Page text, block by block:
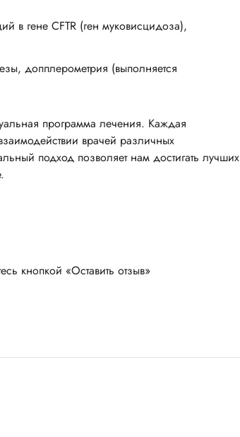
в гене CFTR (ген муковисцидоза),
допплерометрия (выполняется
программа лечения. Каждая
врачей различных
подход позволяет нам достигать лучших
кнопкой «Оставить отзыв»